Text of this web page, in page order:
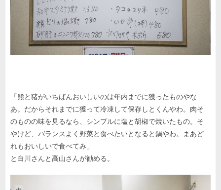
「熊と猪がいちばんおいしいのは年内までに獲ったものやな
あ。だからそれまでに獲って冷凍して保存しとくんやわ。肉そ
のものの味を見るなら、シンプルに塩と胡椒で焼いたもの。そ
やけど、バランスよく野菜と食べたいとなると鍋やわ。まあど
れもおいしいで食べてみ」
と白川さんと高山さんが勧める。